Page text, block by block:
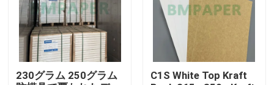
230グラム 250グラム
C1S White Top Kraft